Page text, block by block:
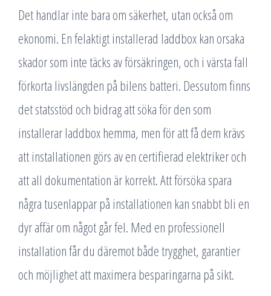
Det handlar inte bara om säkerhet, utan också om
ekonomi. En felaktigt installerad laddbox kan orsaka
skador som inte täcks av försäkringen, och i värsta fall
förkorta livslängden på bilens batteri. Dessutom finns
det statsstöd och bidrag att söka för den som
installerar laddbox hemma, men för att få dem krävs
att installationen görs av en certifierad elektriker och
att all dokumentation är korrekt. Att försöka spara
några tusenlappar på installationen kan snabbt bli en
dyr affär om något går fel. Med en professionell
installation får du däremot både trygghet, garantier
och möjlighet att maximera besparingarna på sikt.